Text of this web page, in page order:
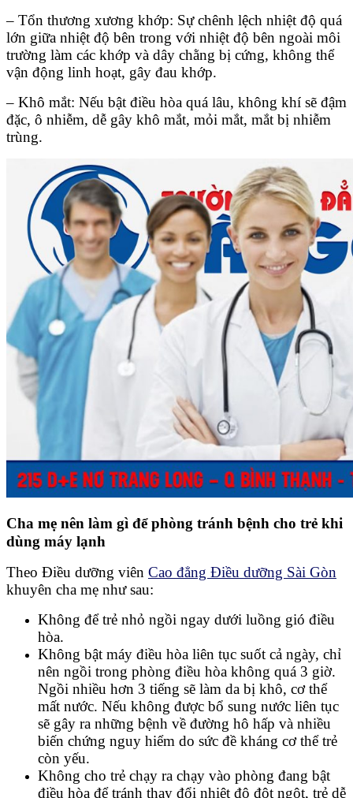
– Tổn thương xương khớp: Sự chênh lệch nhiệt độ quá
lớn giữa nhiệt độ bên trong với nhiệt độ bên ngoài môi
trường làm các khớp và dây chằng bị cứng, không thể
vận động linh hoạt, gây đau khớp.
– Khô mắt: Nếu bật điều hòa quá lâu, không khí sẽ đậm
đặc, ô nhiễm, dễ gây khô mắt, mỏi mắt, mắt bị nhiễm
trùng.
Cha mẹ nên làm gì để phòng tránh bệnh cho trẻ khi
dùng máy lạnh
Theo Điều dưỡng viên Cao đẳng Điều dưỡng Sài Gòn
khuyên cha mẹ như sau:
Không để trẻ nhỏ ngồi ngay dưới luồng gió điều
hòa.
Không bật máy điều hòa liên tục suốt cả ngày, chỉ
nên ngồi trong phòng điều hòa không quá 3 giờ.
Ngồi nhiều hơn 3 tiếng sẽ làm da bị khô, cơ thể
mất nước. Nếu không được bổ sung nước liên tục
sẽ gây ra những bệnh về đường hô hấp và nhiều
biến chứng nguy hiểm do sức đề kháng cơ thể trẻ
còn yếu.
Không cho trẻ chạy ra chạy vào phòng đang bật
điều hòa để tránh thay đổi nhiệt độ đột ngột, trẻ dễ